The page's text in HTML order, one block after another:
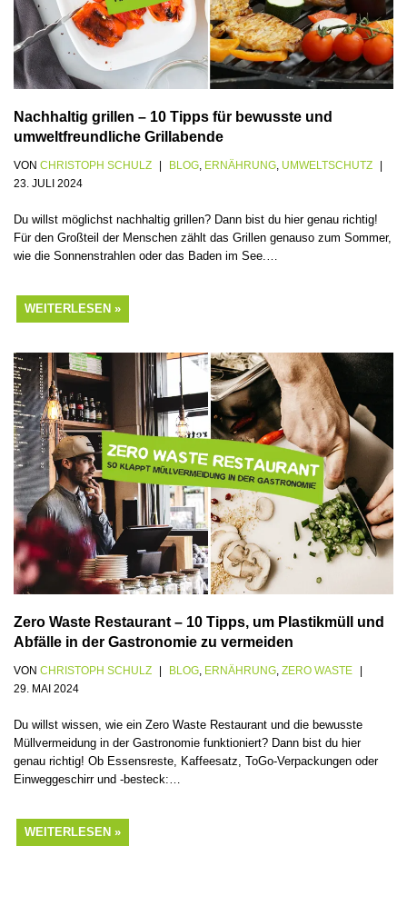
Nachhaltig grillen – 10 Tipps für bewusste und
umweltfreundliche Grillabende
VON CHRISTOPH SCHULZ BLOG ERNÄHRUNG UMWELTSCHUTZ
23. JULI 2024
Du willst möglichst nachhaltig grillen? Dann bist du hier genau richtig!
Für den Großteil der Menschen zählt das Grillen genauso zum Sommer,
wie die Sonnenstrahlen oder das Baden im See.…
WEITERLESEN »
Zero Waste Restaurant – 10 Tipps, um Plastikmüll und
Abfälle in der Gastronomie zu vermeiden
VON CHRISTOPH SCHULZ BLOG ERNÄHRUNG ZERO WASTE
29. MAI 2024
Du willst wissen, wie ein Zero Waste Restaurant und die bewusste
Müllvermeidung in der Gastronomie funktioniert? Dann bist du hier
genau richtig! Ob Essensreste, Kaffeesatz, ToGo-Verpackungen oder
Einweggeschirr und -besteck:…
WEITERLESEN »